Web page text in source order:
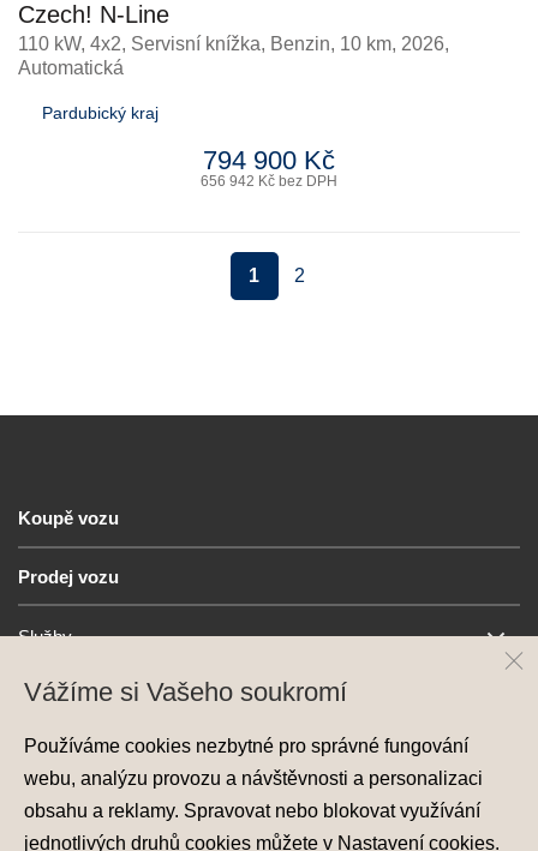
Czech! N-Line
110 kW, 4x2, Servisní knížka, Benzin, 10 km, 2026,
Automatická
Pardubický kraj
794 900 Kč
656 942 Kč bez DPH
1 2
Koupě vozu
Prodej vozu
Služby
Hyundai
Kontakt
Vážíme si Vašeho soukromí
Používáme cookies nezbytné pro správné fungování
webu, analýzu provozu a návštěvnosti a personalizaci
obsahu a reklamy. Spravovat nebo blokovat využívání
jednotlivých druhů cookies můžete v Nastavení cookies.